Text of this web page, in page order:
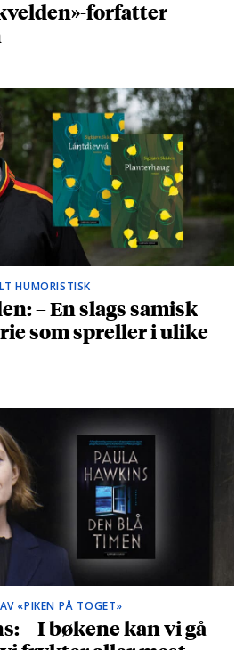
forfatter
HUMORISTISK
– En slags samisk
som spreller i ulike
«PIKEN PÅ TOGET»
– I bøkene kan vi gå